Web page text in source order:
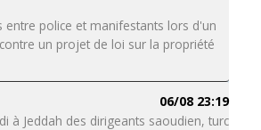
entre police et manifestants lors d'un
un projet de loi sur la propriété
06/08 23:19
à Jeddah des dirigeants saoudien, turc